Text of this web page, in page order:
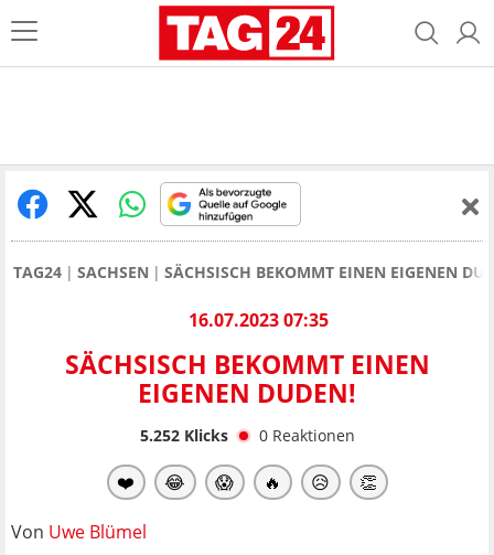
TAG24 SACHSEN SÄCHSISCH BEKOMMT EINEN EIGENEN
16.07.2023 07:35
SÄCHSISCH BEKOMMT EINEN
EIGENEN DUDEN!
5.252Klicks 0 Reaktionen
❤️ 😂 😱 🔥 😥 👏
Von Uwe Blümel